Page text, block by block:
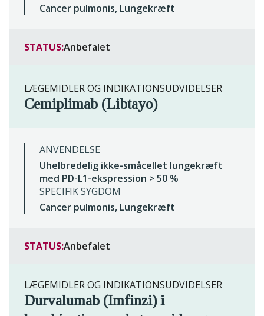
Cancer pulmonis, Lungekræft
STATUS:Anbefalet
LÆGEMIDLER OG INDIKATIONSUDVIDELSER
Cemiplimab (Libtayo)
ANVENDELSE
Uhelbredelig ikke-småcellet lungekræft
med PD-L1-ekspression > 50 %
SPECIFIK SYGDOM
Cancer pulmonis, Lungekræft
STATUS:Anbefalet
LÆGEMIDLER OG INDIKATIONSUDVIDELSER
Durvalumab (Imfinzi) i